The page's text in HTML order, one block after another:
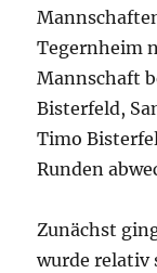
Tegernheim
Mannschaft
Bisterfeld,
Timo
Runden
Zunächst
wurde relativ